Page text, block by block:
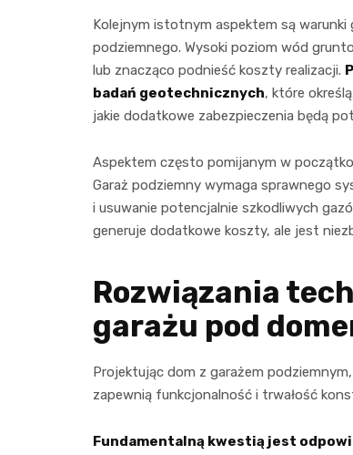
Kolejnym istotnym aspektem są warunki
podziemnego. Wysoki poziom wód
lub znacząco podnieść koszty realizacji.
badań geotechnicznych, które
jakie dodatkowe zabezpieczenia będą
Aspektem często pomijanym w
Garaż podziemny wymaga sprawnego
i usuwanie potencjalnie szkodliwych
generuje dodatkowe koszty, ale jest
Rozwiązania
garażu pod
Projektując dom z garażem
zapewnią funkcjonalność i trwałość
Fundamentalną kwestią jest